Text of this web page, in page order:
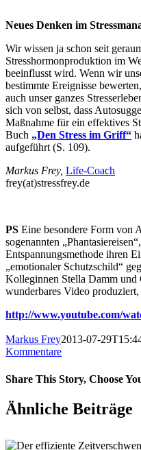
Neues Denken im
Wir wissen ja schon seit
Stresshormonproduktion im
beeinflusst wird. Wenn wir
bestimmte Ereignisse
auch unser ganzes
sich von selbst, dass
Maßnahme für ein effektives
Buch „Den Stress im Griff“
aufgeführt (S. 109).
Markus Frey, Life-Coach
frey(at)stressfrey.de
PS Eine besondere Form von
sogenannten
Entspannungsmethode ihren
„emotionaler Schutzschild“
Kolleginnen Stella Damm und
wunderbares Video
http://www.youtube.com/
Markus Frey2013-07-
Kommentare
Share This Story, Choose
Ähnliche Beiträge